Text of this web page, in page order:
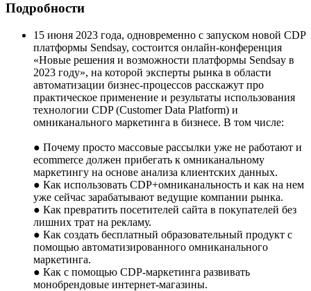
Подробности
15 июня 2023 года, одновременно с запуском новой CDP
платформы Sendsay, состоится онлайн-конференция
«Новые решения и возможности платформы Sendsay в
2023 году», на которой эксперты рынка в области
автоматизации бизнес-процессов расскажут про
практическое применение и результаты использования
технологии CDP (Customer Data Platform) и
омниканального маркетинга в бизнесе. В том числе:
● Почему просто массовые рассылки уже не работают и
ecommerce должен прибегать к омниканальному
маркетингу на основе анализа клиентских данных.
● Как использовать CDP+омниканальность и как на нем
уже сейчас зарабатывают ведущие компании рынка.
● Как превратить посетителей сайта в покупателей без
лишних трат на рекламу.
● Как создать бесплатный образовательный продукт с
помощью автоматизированного омниканального
маркетинга.
● Как с помощью CDP-маркетинга развивать
монобрендовые интернет-магазины.